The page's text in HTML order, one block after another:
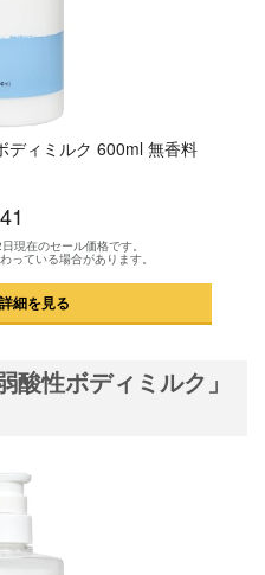
ディミルク 600ml 無香料
現在のセール価格です。
っている場合があります。
細を見る
酸性ボディミルク」